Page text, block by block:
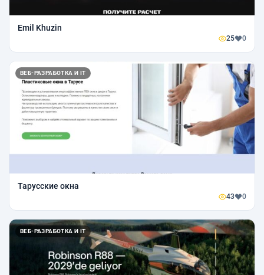
Emil Khuzin
25 0
ВЕБ-РАЗРАБОТКА И IT
Тарусские окна
43 0
ВЕБ-РАЗРАБОТКА И IT